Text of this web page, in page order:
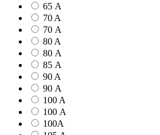
65 А
70 A
70 А
80 A
80 А
85 А
90 A
90 А
100 A
100 А
100А